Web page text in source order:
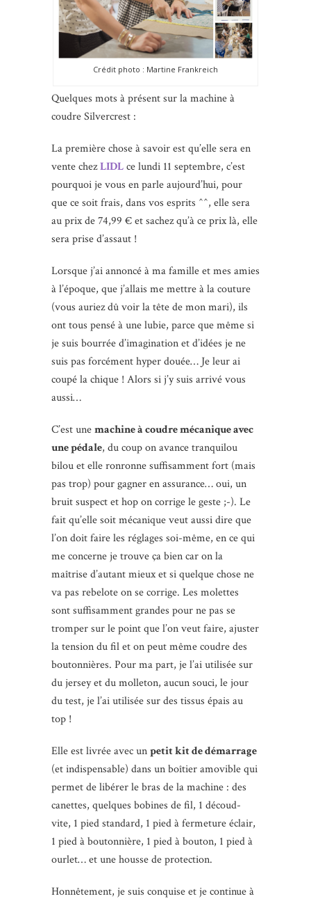
Crédit photo : Martine Frankreich
Quelques mots à présent sur la machine à
coudre Silvercrest :
La première chose à savoir est qu’elle sera en
vente chezLIDLce lundi 11 septembre, c’est
pourquoi je vous en parle aujourd’hui, pour
que ce soit frais, dans vos esprits ^^, elle sera
au prix de 74,99 € et sachez qu’à ce prix là, elle
sera prise d’assaut !
Lorsque j’ai annoncé à ma famille et mes amies
à l’époque, que j’allais me mettre à la couture
(vous auriez dû voir la tête de mon mari), ils
ont tous pensé à une lubie, parce que même si
je suis bourrée d’imagination et d’idées je ne
suis pas forcément hyper douée… Je leur ai
coupé la chique ! Alors si j’y suis arrivé vous
aussi…
C’est unemachine à coudre mécanique avec
une pédale, du coup on avance tranquilou
bilou et elle ronronne suffisamment fort (mais
pas trop) pour gagner en assurance… oui, un
bruit suspect et hop on corrige le geste ;-). Le
fait qu’elle soit mécanique veut aussi dire que
l’on doit faire les réglages soi-même, en ce qui
me concerne je trouve ça bien car on la
maîtrise d’autant mieux et si quelque chose ne
va pas rebelote on se corrige. Les molettes
sont suffisamment grandes pour ne pas se
tromper sur le point que l’on veut faire, ajuster
la tension du fil et on peut même coudre des
boutonnières. Pour ma part, je l’ai utilisée sur
du jersey et du molleton, aucun souci, le jour
du test, je l’ai utilisée sur des tissus épais au
top !
Elle est livrée avec unpetit kit de démarrage
(et indispensable) dans un boîtier amovible qui
permet de libérer le bras de la machine : des
canettes, quelques bobines de fil, 1 découd-
vite, 1 pied standard, 1 pied à fermeture éclair,
1 pied à boutonnière, 1 pied à bouton, 1 pied à
ourlet… et une housse de protection.
Honnêtement, je suis conquise et je continue à